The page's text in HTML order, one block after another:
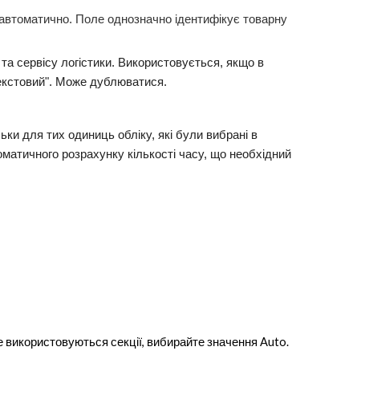
Поле однозначно ідентифікує товарну
сервісу логістики. Використовується, якщо в
Може дублюватися.
для тих одиниць обліку, які були вибрані в
розрахунку кількості часу, що необхідний
секції, вибирайте значення Auto.